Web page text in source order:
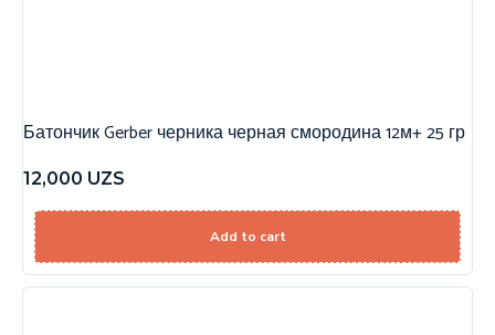
Батончик Gerber черника черная смородина 12м+ 25 гр
12,000 UZS
Add to cart